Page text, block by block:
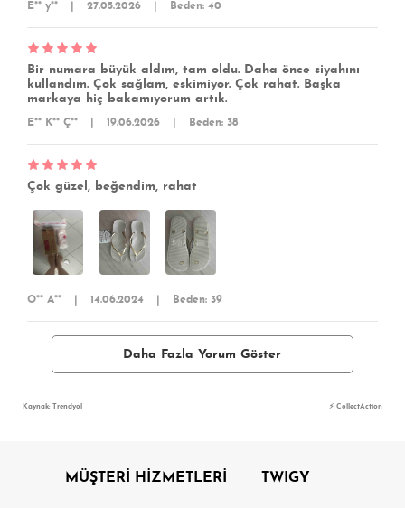
E** y** 27.05.2026 Beden: 40
Bir numara büyük aldım, tam oldu. Daha önce siyahını
kullandım. Çok sağlam, eskimiyor. Çok rahat. Başka
markaya hiç bakamıyorum artık.
E** K** Ç** 19.06.2026 Beden: 38
Çok güzel, beğendim, rahat
O** A** 14.06.2024 Beden: 39
Daha Fazla Yorum Göster
Kaynak: Trendyol ⚡ CollectAction
MÜŞTERİ HİZMETLERİ TWIGY